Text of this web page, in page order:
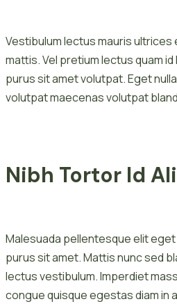
Vestibulum lectus mauris
mattis. Vel pretium lectus quam
purus sit amet volutpat. Eget
volutpat maecenas volutpat
Nibh Tortor Id
Malesuada pellentesque elit
purus sit amet. Mattis nunc sed
lectus vestibulum. Imperdiet
congue quisque egestas diam in